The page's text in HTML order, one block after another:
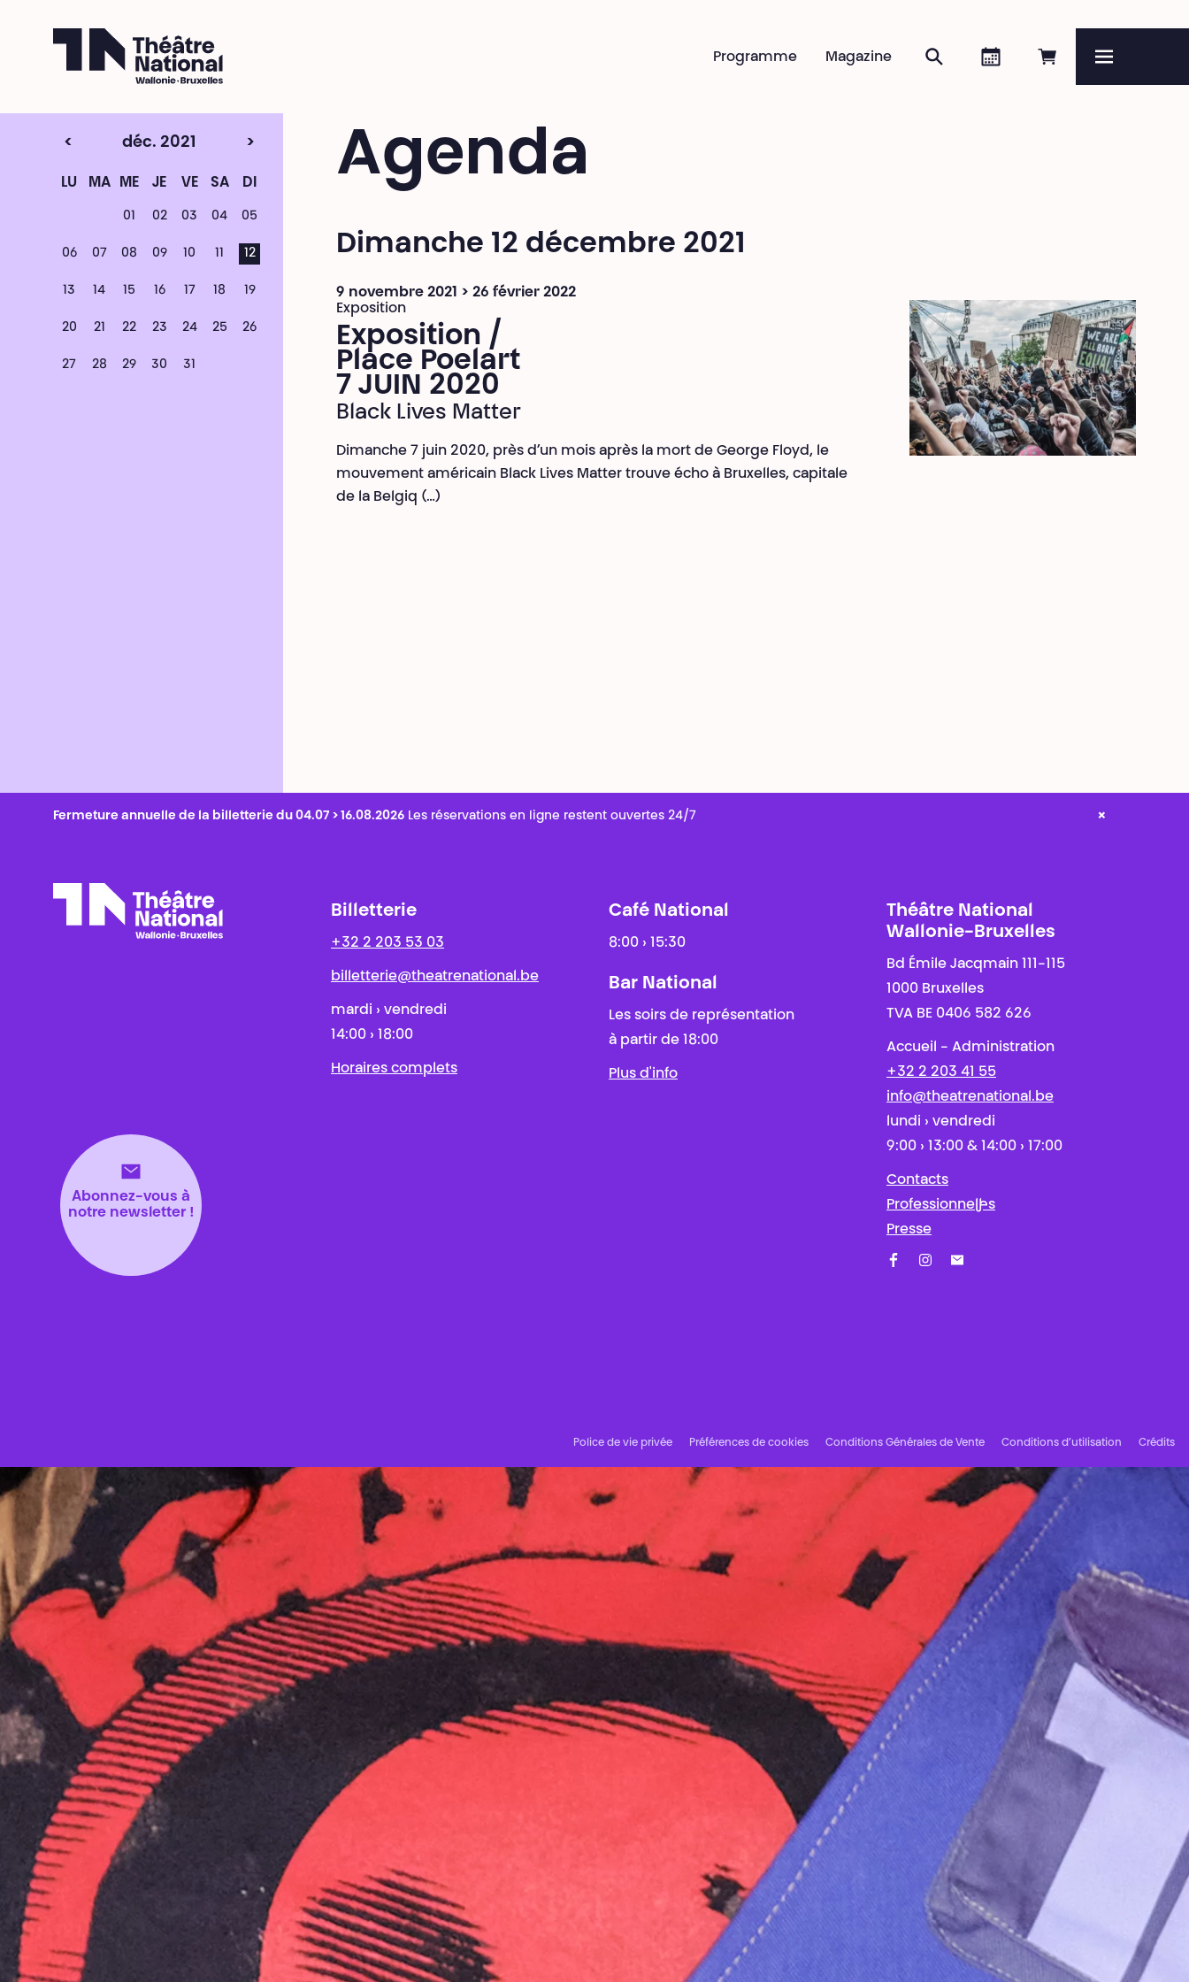
Réserver en ligne
Agenda
Rechercher
Magazine
Programme
Agenda
< déc. 2021 >
LU MA ME JE VE SA DI
01 02 03 04 05
06 07 08 09 10 11 12
13 14 15 16 17 18 19
20 21 22 23 24 25 26
27 28 29 30 31
Dimanche 12 décembre 2021
9 novembre 2021 > 26 février 2022
Exposition
Exposition /
Place Poelart
7 JUIN 2020
Black Lives Matter
Dimanche 7 juin 2020, près d’un mois après la mort de George Floyd, le
mouvement américain Black Lives Matter trouve écho à Bruxelles, capitale
de la Belgiq (…)
Fermeture annuelle de la billetterie du 04.07 > 16.08.2026 Les réservations en ligne restent ouvertes 24/7 ×
Abonnez-vous à
notre newsletter !
Billetterie
+32 2 203 53 03
billetterie@theatrenational.be
mardi › vendredi
14:00 › 18:00
Horaires complets
Café National
8:00 › 15:30
Bar National
Les soirs de représentation
à partir de 18:00
Plus d'info
Théâtre National
Wallonie-Bruxelles
Bd Émile Jacqmain 111-115
1000 Bruxelles
TVA BE 0406 582 626
Accueil - Administration
+32 2 203 41 55
info@theatrenational.be
lundi › vendredi
9:00 › 13:00 & 14:00 › 17:00
Contacts
Professionnel·les
Presse
Police de vie privée Préférences de cookies Conditions Générales de Vente Conditions d’utilisation Crédits